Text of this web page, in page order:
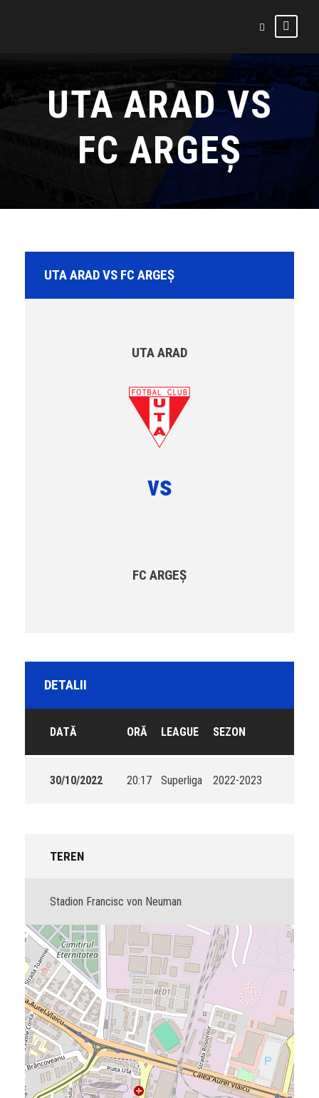
UTA ARAD VS
FC ARGEȘ
UTA ARAD VS FC ARGEȘ
UTA ARAD
vs
FC ARGEȘ
DETALII
DATĂ ORĂ LEAGUE SEZON
30/10/2022 20:17 Superliga 2022-2023
TEREN
Stadion Francisc von Neuman